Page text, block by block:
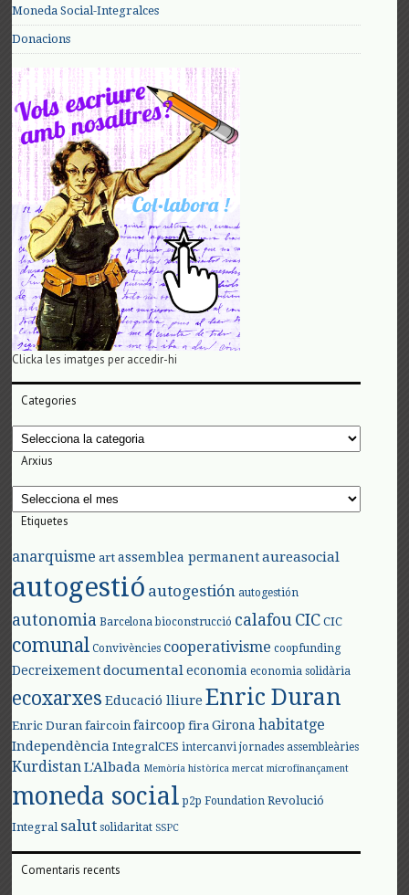
Moneda Social-Integralces
Donacions
Clicka les imatges per accedir-hi
Categories
Categories
Arxius
Arxius
Etiquetes
anarquisme art assemblea permanent aureasocial
autogestió autogestión autogestión
autonomia Barcelona bioconstrucció calafouCIC CIC
comunal Convivències cooperativisme coopfunding
Decreixement documental economia economia solidària
ecoxarxes Educació lliure Enric Duran
Enric Duran faircoin faircoop fira Girona habitatge
Independència IntegralCES intercanvi jornades assembleàries
KurdistanL'Albada Memòria històrica mercat microfinançament
moneda social p2p Foundation Revolució
Integral salut solidaritat SSPC
Comentaris recents